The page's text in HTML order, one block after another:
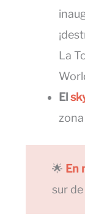
La
El
🌟 En
sur